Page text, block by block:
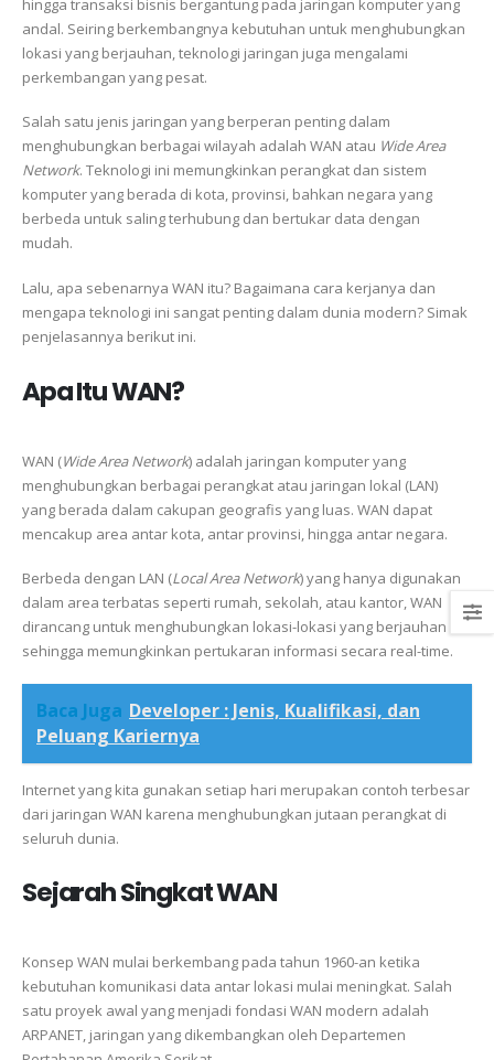
hingga transaksi bisnis bergantung pada jaringan komputer yang
andal. Seiring berkembangnya kebutuhan untuk menghubungkan
lokasi yang berjauhan, teknologi jaringan juga mengalami
perkembangan yang pesat.
Salah satu jenis jaringan yang berperan penting dalam
menghubungkan berbagai wilayah adalah WAN atau Wide Area
Network. Teknologi ini memungkinkan perangkat dan sistem
komputer yang berada di kota, provinsi, bahkan negara yang
berbeda untuk saling terhubung dan bertukar data dengan
mudah.
Lalu, apa sebenarnya WAN itu? Bagaimana cara kerjanya dan
mengapa teknologi ini sangat penting dalam dunia modern? Simak
penjelasannya berikut ini.
Apa Itu WAN?
WAN (Wide Area Network) adalah jaringan komputer yang
menghubungkan berbagai perangkat atau jaringan lokal (LAN)
yang berada dalam cakupan geografis yang luas. WAN dapat
mencakup area antar kota, antar provinsi, hingga antar negara.
Berbeda dengan LAN (Local Area Network) yang hanya digunakan
dalam area terbatas seperti rumah, sekolah, atau kantor, WAN
dirancang untuk menghubungkan lokasi-lokasi yang berjauhan
sehingga memungkinkan pertukaran informasi secara real-time.
Baca Juga Developer : Jenis, Kualifikasi, dan
Peluang Kariernya
Internet yang kita gunakan setiap hari merupakan contoh terbesar
dari jaringan WAN karena menghubungkan jutaan perangkat di
seluruh dunia.
Sejarah Singkat WAN
Konsep WAN mulai berkembang pada tahun 1960-an ketika
kebutuhan komunikasi data antar lokasi mulai meningkat. Salah
satu proyek awal yang menjadi fondasi WAN modern adalah
ARPANET, jaringan yang dikembangkan oleh Departemen